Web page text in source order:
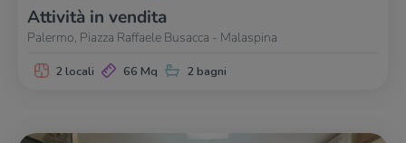
Attività in vendita
Palermo, Piazza Raffaele Busacca - Malaspina
2 locali 66 Mq 2 bagni